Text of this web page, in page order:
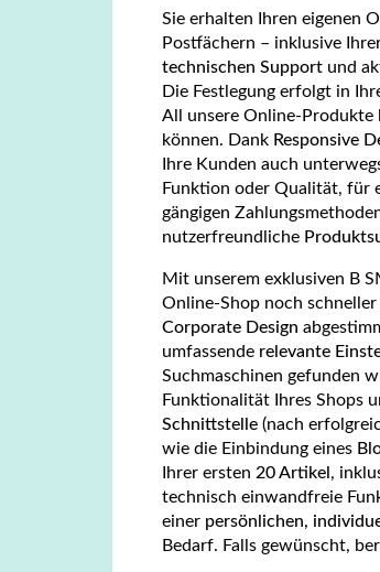
Sie erhalten Ihren eigenen
Postfächern – inklusive
technischen Support und
Die Festlegung erfolgt in
All unsere Online-Produkte
können. Dank Responsive
Ihre Kunden auch
Funktion oder Qualität, für
gängigen
nutzerfreundliche
Mit unserem exklusiven B
Online-Shop noch
Corporate Design
umfassende relevante
Suchmaschinen gefunden
Funktionalität Ihres Shops
Schnittstelle (nach
wie die Einbindung eines
Ihrer ersten 20 Artikel ,
technisch einwandfreie
einer persönlichen,
Bedarf. Falls gewünscht,